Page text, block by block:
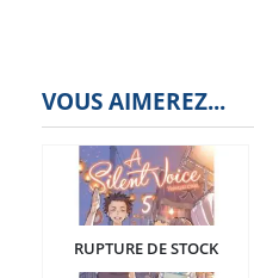
VOUS AIMEREZ...
RUPTURE DE STOCK